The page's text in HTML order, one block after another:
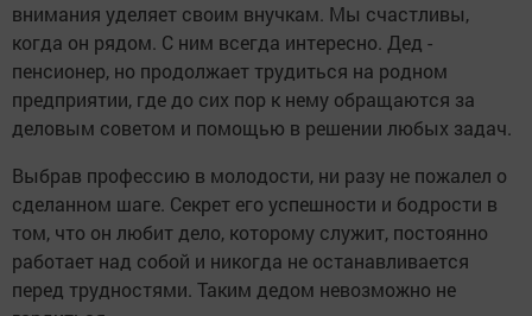
внимания уделяет своим внучкам. Мы счастливы,
когда он рядом. С ним всегда интересно. Дед -
пенсионер, но продолжает трудиться на родном
предприятии, где до сих пор к нему обращаются за
деловым советом и помощью в решении любых задач.
Выбрав профессию в молодости, ни разу не пожалел о
сделанном шаге. Секрет его успешности и бодрости в
том, что он любит дело, которому служит, постоянно
работает над собой и никогда не останавливается
перед трудностями. Таким дедом невозможно не